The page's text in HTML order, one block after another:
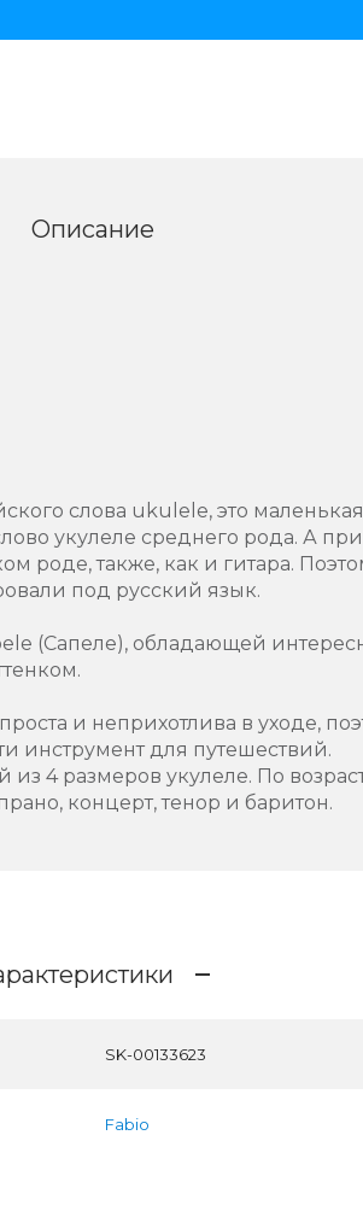
Описание
слова ukulele, это
укулеле среднего рода. А
роде, также, как и гитара.
под русский язык.
(Сапеле), обладающей
и неприхотлива в уходе,
инструмент для путешествий.
4 размеров укулеле. По
концерт, тенор и баритон.
SK-00133623
Fabio